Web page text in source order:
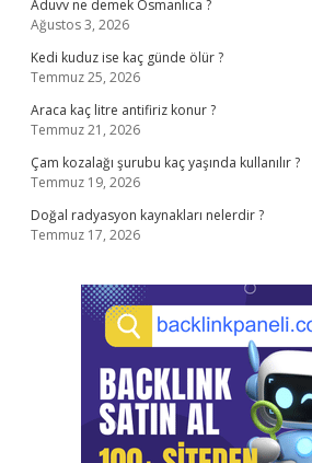
Aduvv ne demek Osmanlıca ?
Ağustos 3, 2026
Kedi kuduz ise kaç günde ölür ?
Temmuz 25, 2026
Araca kaç litre antifiriz konur ?
Temmuz 21, 2026
Çam kozalağı şurubu kaç yaşında kullanılır ?
Temmuz 19, 2026
Doğal radyasyon kaynakları nelerdir ?
Temmuz 17, 2026